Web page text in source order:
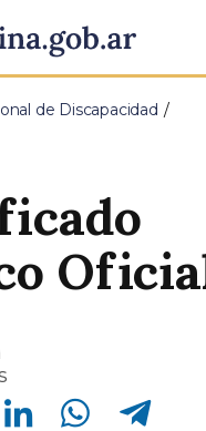
principal
de Discapacidad
Compartir en Linkedin Compartir en Whatsapp Compartir en Telegram